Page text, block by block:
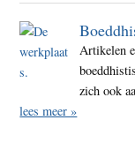
Artikelen
zich ook
lees meer »